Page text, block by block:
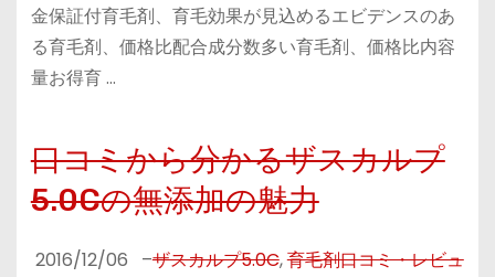
金保証付育毛剤、育毛効果が見込めるエビデンスのあ
る育毛剤、価格比配合成分数多い育毛剤、価格比内容
量お得育 …
口コミから分かるザスカルプ
5.0Cの無添加の魅力
2016/12/06 –ザスカルプ5.0C,育毛剤口コミ・レビュ